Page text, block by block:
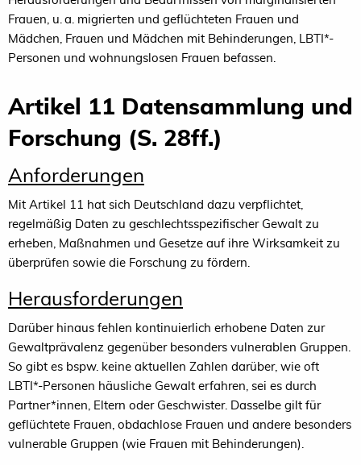
Frauen, u. a. migrierten und geflüchteten Frauen und
Mädchen, Frauen und Mädchen mit Behinderungen, LBTI*-
Personen und wohnungslosen Frauen befassen.
Artikel 11 Datensammlung und
Forschung (S. 28ff.)
Anforderungen
Mit Artikel 11 hat sich Deutschland dazu verpflichtet,
regelmäßig Daten zu geschlechtsspezifischer Gewalt zu
erheben, Maßnahmen und Gesetze auf ihre Wirksamkeit zu
überprüfen sowie die Forschung zu fördern.
Herausforderungen
Darüber hinaus fehlen kontinuierlich erhobene Daten zur
Gewaltprävalenz gegenüber besonders vulnerablen Gruppen.
So gibt es bspw. keine aktuellen Zahlen darüber, wie oft
LBTI*-Personen häusliche Gewalt erfahren, sei es durch
Partner*innen, Eltern oder Geschwister. Dasselbe gilt für
geflüchtete Frauen, obdachlose Frauen und andere besonders
vulnerable Gruppen (wie Frauen mit Behinderungen).